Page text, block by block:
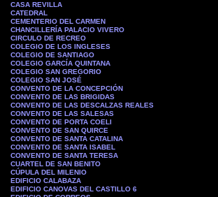
CASA REVILLA
CATEDRAL
CEMENTERIO DEL CARMEN
CHANCILLERÍA PALACIO VIVERO
CIRCULO DE RECREO
COLEGIO DE LOS INGLESES
COLEGIO DE SANTIAGO
COLEGIO GARCÍA QUINTANA
COLEGIO SAN GREGORIO
COLEGIO SAN JOSÉ
CONVENTO DE LA CONCEPCIÓN
CONVENTO DE LAS BRIGIDAS
CONVENTO DE LAS DESCALZAS REALES
CONVENTO DE LAS SALESAS
CONVENTO DE PORTA COELI
CONVENTO DE SAN QUIRCE
CONVENTO DE SANTA CATALINA
CONVENTO DE SANTA ISABEL
CONVENTO DE SANTA TERESA
CUARTEL DE SAN BENITO
CÚPULA DEL MILENIO
EDIFICIO CALABAZA
EDIFICIO CANOVAS DEL CASTILLO 6